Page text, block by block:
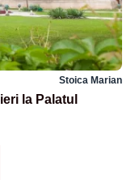
Stoica Marian
la Palatul